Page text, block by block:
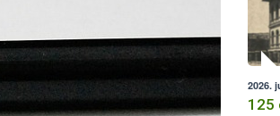
2026.
125